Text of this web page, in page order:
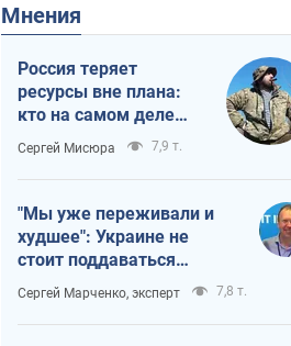
Мнения
Россия теряет
ресурсы вне плана:
кто на самом деле
диктует темп войны
Сергей Мисюра 7,9 т.
"Мы уже переживали и
худшее": Украине не
стоит поддаваться
отчаянию из-за
ракетного террора
Сергей Марченко, эксперт 7,8 т.